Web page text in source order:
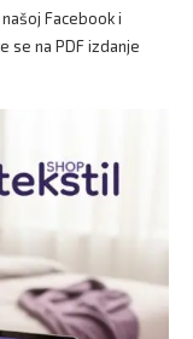
Facebook i
se na PDF izdanje